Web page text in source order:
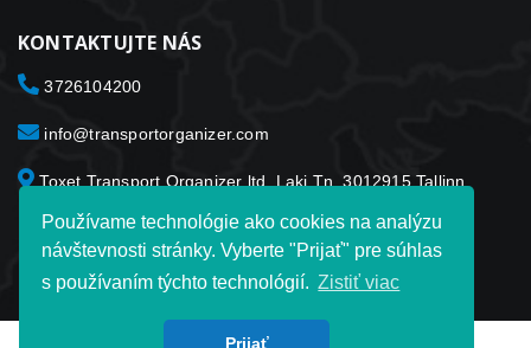
Používame technológie ako cookies na analýzu
návštevnosti stránky. Vyberte "Prijať" pre súhlas
s používaním týchto technológií. Zistiť viac
Prijať
KONTAKTUJTE NÁS
3726104200
info@transportorganizer.com
Toxet Transport Organizer ltd. Laki Tn. 3012915 Tallinn
Estónsko